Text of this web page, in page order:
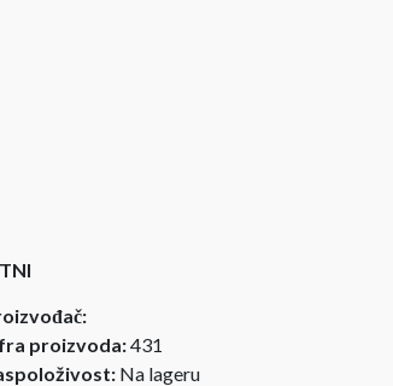
proizvoda:431
Na lageru